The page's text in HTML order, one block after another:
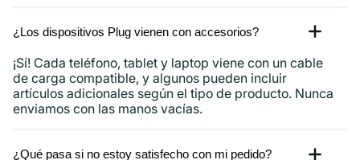
¿Los dispositivos Plug vienen con accesorios?
¡Sí! Cada teléfono, tablet y laptop viene con un cable
de carga compatible, y algunos pueden incluir
artículos adicionales según el tipo de producto. Nunca
enviamos con las manos vacías.
¿Qué pasa si no estoy satisfecho con mi pedido?